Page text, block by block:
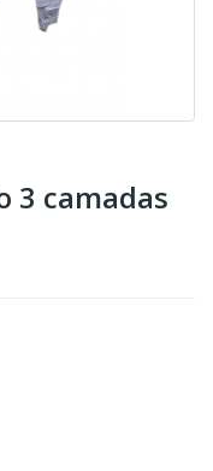
3 camadas